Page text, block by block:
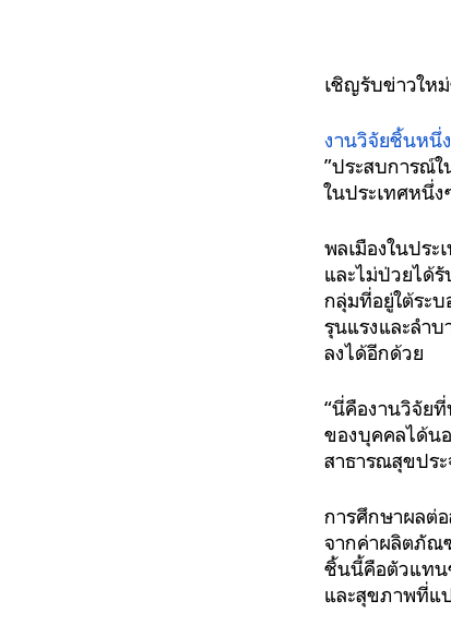
เชิญรับข่าวให
งานวิจัยชิ้นหนึ่ง
”ประสบการณ์
ในประเทศหนึ่
พลเมืองในประ
และไม่ป่วยได้
กลุ่มที่อยู่ใต้ระ
รุนแรงและลำบ
ลงได้อีกด้วย
“นี่คืองานวิจัยที่
ของบุคคลได้น
สาธารณสุขปร
การศึกษาผลต่
จากค่าผลิตภัณ
ชิ้นนี้คือตัวแทน
และสุขภาพที่แ